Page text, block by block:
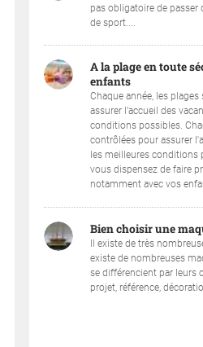
pas obligatoire de passer
de sport....
A la plage en toute
enfants
Chaque année, les
assurer l'accueil des
conditions possibles.
contrôlées pour assurer
les meilleures conditions
vous dispensez de faire
notamment avec vos
Bien choisir une
Il existe de très
existe de nombreuses
se différencient par leurs
projet, référence,